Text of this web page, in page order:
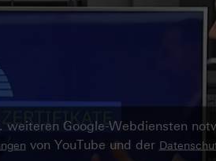
Google-Webdiensten
von YouTube und der